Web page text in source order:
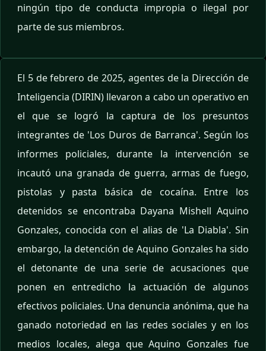
ningún tipo de conducta impropia o ilegal por
parte de sus miembros.
El 5 de febrero de 2025, agentes de la Dirección de
Inteligencia (DIRIN) llevaron a cabo un operativo en
el que se logró la captura de los presuntos
integrantes de 'Los Duros de Barranca'. Según los
informes policiales, durante la intervención se
incautó una granada de guerra, armas de fuego,
pistolas y pasta básica de cocaína. Entre los
detenidos se encontraba Dayana Mishell Aquino
Gonzales, conocida con el alias de 'La Diabla'. Sin
embargo, la detención de Aquino Gonzales ha sido
el detonante de una serie de acusaciones que
ponen en entredicho la actuación de algunos
efectivos policiales. Una denuncia anónima, que ha
ganado notoriedad en las redes sociales y en los
medios locales, alega que Aquino Gonzales fue